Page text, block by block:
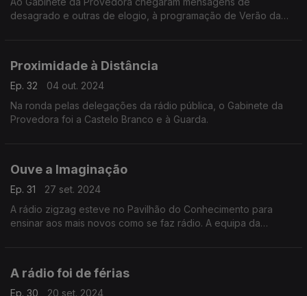
desagrado e outras de elogio, à programação de Verão da
Proximidade à Distância
Ep. 32
04 out. 2024
Na ronda pelas delegações da rádio pública, o Gabinete da
Provedora foi a Castelo Branco e à Guarda.
Ouve a Imaginação
Ep. 31
27 set. 2024
A rádio zigzag esteve no Pavilhão do Conhecimento para
ensinar aos mais novos como se faz rádio. A equipa da
A rádio foi de férias
Ep. 30
20 set. 2024